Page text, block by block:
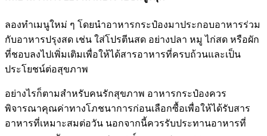
ลองทำเมนูใหม่ ๆ โดยนำอาหารกระป๋องมาประกอบอาหารร่วม
กับอาหารปรุงสด เช่น ใส่โปรตีนสด อย่างปลา หมู ไก่สด หรือผัก
ที่ชอบลงไปเพิ่มเติมเพื่อให้ได้สารอาหารที่ครบถ้วนและเป็น
ประโยชน์ต่อสุขภาพ
อย่างไรก็ตามสำหรับคนรักสุขภาพ อาหารกระป๋องควร
พิจารณาคุณค่าทางโภชนาการก่อนเลือกซื้อเพื่อให้ได้รับสาร
อาหารที่เหมาะสมต่อวัน นอกจากนี้ควรรับประทานอาหารที่